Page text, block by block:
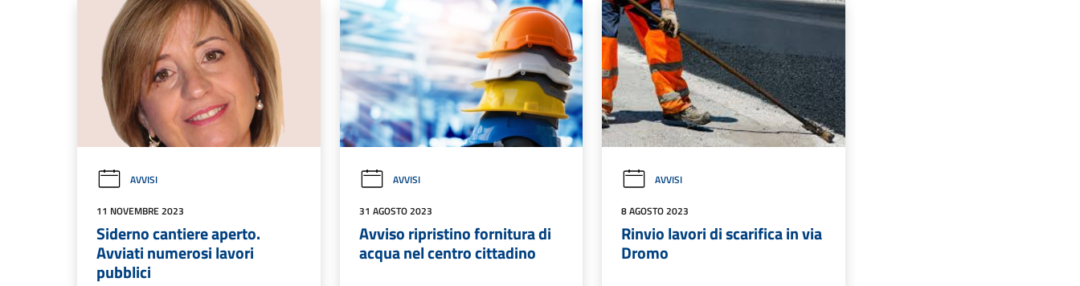
AVVISI
11 NOVEMBRE 2023
Siderno cantiere aperto.
Avviati numerosi lavori
pubblici
AVVISI
31 AGOSTO 2023
Avviso ripristino fornitura di
acqua nel centro cittadino
AVVISI
8 AGOSTO 2023
Rinvio lavori di scarifica in via
Dromo